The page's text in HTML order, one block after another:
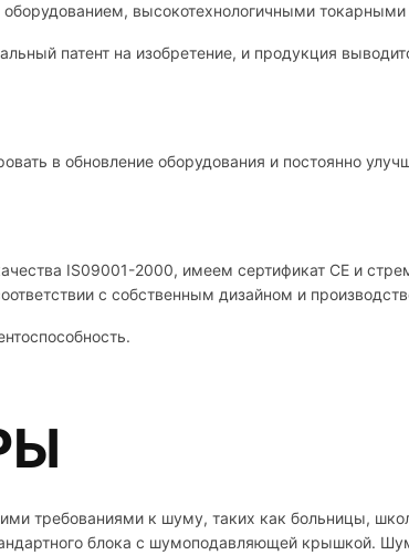
высокотехнологичными
патент на изобретение, и продукция
в обновление оборудования и постоянно
IS09001-2000, имеем сертификат CE и
с собственным дизайном и
требованиями к шуму, таких как больницы,
блока с шумоподавляющей крышкой.